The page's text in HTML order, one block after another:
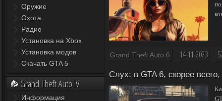
Оружие
Охота
Радио
Установка на Xbox
Установка модов
Скачать GTA 5
Grand Theft Auto IV
Информация
Grand Theft Auto 6 14-11-2023
Слух: в GTA 6, скорее